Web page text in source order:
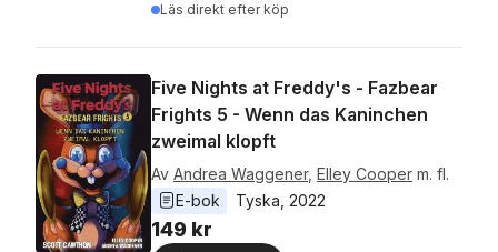
Läs direkt efter köp
Five Nights at Freddy's - Fazbear
Frights 5 - Wenn das Kaninchen
zweimal klopft
Av Andrea Waggener, Elley Cooper m. fl.
E-bok
Tyska 2022
149 kr